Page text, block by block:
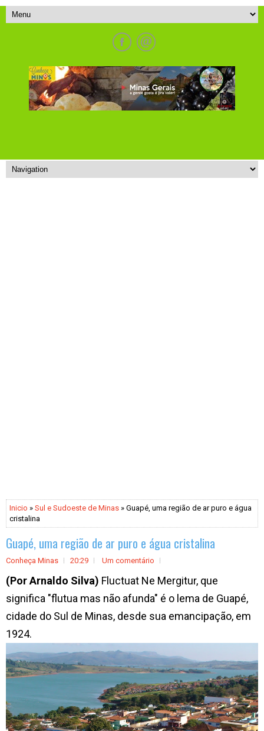
Inicio » Sul e Sudoeste de Minas » Guapé, uma região de ar puro e água
cristalina
Guapé, uma região de ar puro e água cristalina
Conheça Minas 20:29 Um comentário
(Por Arnaldo Silva) Fluctuat Ne Mergitur, que
significa "flutua mas não afunda" é o lema de Guapé,
cidade do Sul de Minas, desde sua emancipação, em
1924.